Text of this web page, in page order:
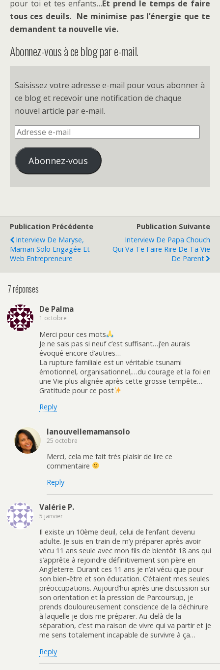
pour toi et tes enfants…Et prend le temps de faire
tous ces deuils. Ne minimise pas l’énergie que te
demandent ta nouvelle vie.
Abonnez-vous à ce blog par e-mail.
Saisissez votre adresse e-mail pour vous abonner à
ce blog et recevoir une notification de chaque
nouvel article par e-mail.
Adresse
mail
Abonnez-vous
Publication Précédente
Interview De Maryse,
Maman Solo Engagée Et
Web Entrepreneure
Publication Suivante
Interview De Papa Chouch
Qui Va Te Faire Rire De Ta Vie
De Parent
7 réponses
De Palma
1 octobre
Merci pour ces mots
Je ne sais pas si neuf c’est suffisant…j’en aurais
évoqué encore d’autres…
La rupture familiale est un véritable tsunami
émotionnel, organisationnel,…du courage et la foi en
une Vie plus alignée après cette grosse tempête…
Gratitude pour ce post
Reply
lanouvellemamansolo
25 octobre
Merci, cela me fait très plaisir de lire ce
commentaire
Reply
Valérie P.
5 janvier
Il existe un 10ème deuil, celui de l’enfant devenu
adulte. Je suis en train de m’y préparer après avoir
vécu 11 ans seule avec mon fils de bientôt 18 ans qui
s’apprête à rejoindre définitivement son père en
Angleterre. Durant ces 11 ans je n’ai vécu que pour
son bien-être et son éducation. C’étaient mes seules
préoccupations. Aujourd’hui après une discussion sur
son orientation et la pression de Parcoursup, je
prends douloureusement conscience de la déchirure
à laquelle je dois me préparer. Au-delà de la
séparation, c’est ma raison de vivre qui va partir et je
me sens totalement incapable de survivre à ça…
Reply